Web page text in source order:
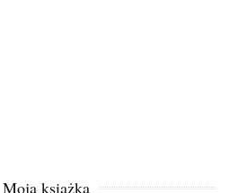
Moja książka